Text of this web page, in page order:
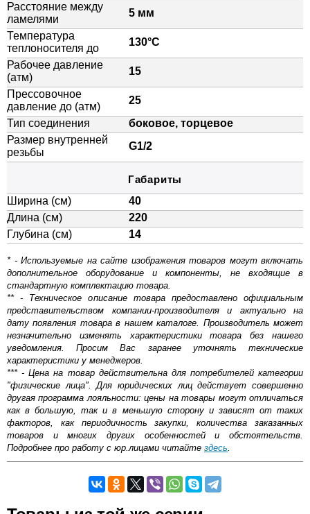
Расстояние между
ламелями
5 мм
Температура
теплоносителя до
130°C
Рабочее давление
(атм)
15
Прессовочное
давление до (атм)
25
Тип соединения
боковое, торцевое
Размер внутренней
резьбы
G1/2
Габариты
Ширина (см)
40
Длина (см)
220
Глубина (см)
14
* - Используемые на сайте изображения товаров могут включать
дополнительное оборудование и компоненты, не входящие в
стандартную комплектацию товара.
** - Техническое описание товара предоставлено официальным
представительством компании-производителя и актуально на
дату появления товара в нашем каталоге. Производитель может
незначительно изменять характеристики товара без нашего
уведомления. Просим Вас заранее уточнять технические
характеристики у менеджеров.
*** - Цена на товар действительна для потребителей категории
"физические лица". Для юридических лиц действует совершенно
другая программа лояльности: цены на товары могут отличаться
как в большую, так и в меньшую сторону и зависят от таких
факторов, как периодичность закупки, количества заказанных
товаров и многих других особенностей и обстоятельств.
Подробнее про работу с юр.лицами читайте здесь.